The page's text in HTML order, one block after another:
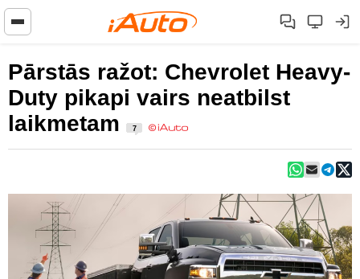
Pārstās ražot: Chevrolet Heavy-
Duty pikapi vairs neatbilst
laikmetam
7